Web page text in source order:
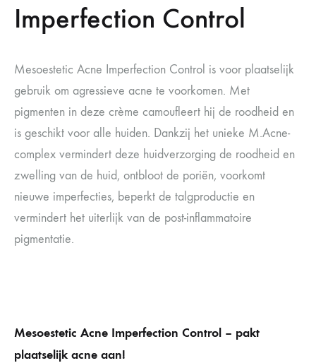
Imperfection Control
Mesoestetic Acne Imperfection Control is voor plaatselijk
gebruik om agressieve acne te voorkomen. Met
pigmenten in deze crème camoufleert hij de roodheid en
is geschikt voor alle huiden. Dankzij het unieke M.Acne-
complex vermindert deze huidverzorging de roodheid en
zwelling van de huid, ontbloot de poriën, voorkomt
nieuwe imperfecties, beperkt de talgproductie en
vermindert het uiterlijk van de post-inflammatoire
pigmentatie.
Mesoestetic Acne Imperfection Control – pakt
plaatselijk acne aan!